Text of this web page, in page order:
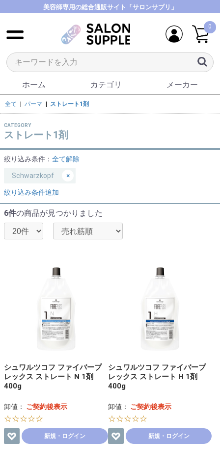
美容師専用の総合通販サイト「サロンサプリ」
0
ホーム カテゴリ メーカー
全て パーマ ストレート1剤
CATEGORY
ストレート1剤
絞り込み条件： 全て解除
Schwarzkopf ×
絞り込み条件追加
6件の商品が見つかりました
シュワルツコフ ファイバープ
レックス ストレート N 1剤
400g
卸値： ご契約後表示
☆☆☆☆☆
新規・ログイン
シュワルツコフ ファイバープ
レックス ストレート H 1剤
400g
卸値： ご契約後表示
☆☆☆☆☆
新規・ログイン